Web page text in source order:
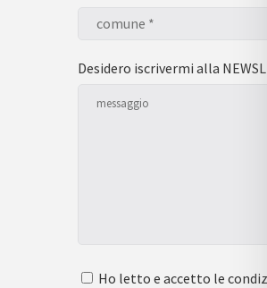
Desidero iscrivermi alla
Ho letto e accetto le